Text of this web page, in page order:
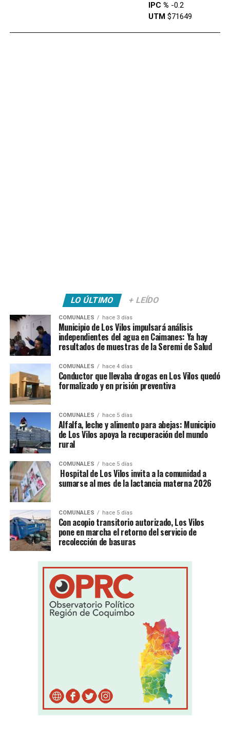
IPC % -0.2
UTM $71649
LO ÚLTIMO + LEÍDO
COMUNALES hace 3 días
Municipio de Los Vilos impulsará análisis
independientes del agua en Caimanes: Ya hay
resultados de muestras de la Seremi de Salud
COMUNALES hace 4 días
Conductor que llevaba drogas en Los Vilos quedó
formalizado y en prisión preventiva
COMUNALES hace 5 días
Alfalfa, leche y alimento para abejas: Municipio
de Los Vilos apoya la recuperación del mundo
rural
COMUNALES hace 5 días
Hospital de Los Vilos invita a la comunidad a
sumarse al mes de la lactancia materna 2026
COMUNALES hace 5 días
Con acopio transitorio autorizado, Los Vilos
pone en marcha el retorno del servicio de
recolección de basuras